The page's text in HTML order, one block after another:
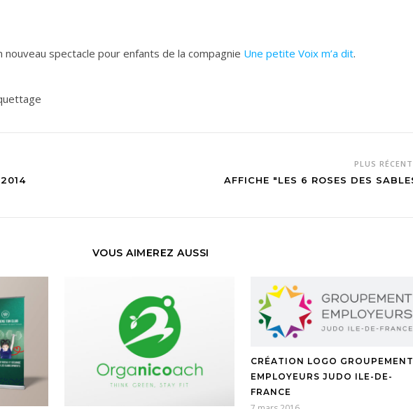
nouveau spectacle pour enfants de la compagnie Une petite Voix m’a dit.
PLUS
AFFICHE "LES 6 ROSES DES
VOUS AIMEREZ AUSSI
CRÉATION LOGO GROUPEMENT
EMPLOYEURS JUDO ILE-DE-
FRANCE